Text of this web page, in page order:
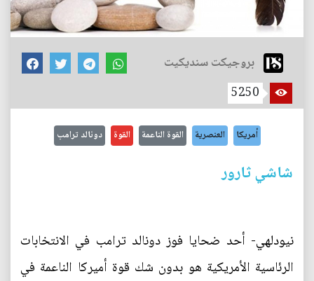
بروجيكت سنديكيت
5250
أمريكا العنصرية القوة الناعمة القوة دونالد ترامب
شاشي ثارور
نيودلهي- أحد ضحايا فوز دونالد ترامب في الانتخابات
الرئاسية الأمريكية هو بدون شك قوة أميركا الناعمة في